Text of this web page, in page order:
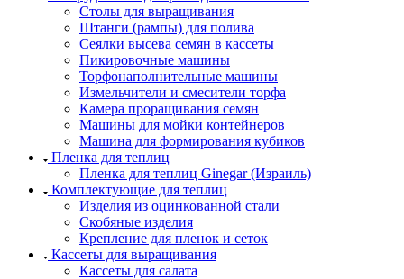
Столы для выращивания
Штанги (рампы) для полива
Сеялки высева семян в кассеты
Пикировочные машины
Торфонаполнительные машины
Измельчители и смесители торфа
Камера проращивания семян
Машины для мойки контейнеров
Машина для формирования кубиков
Пленка для теплиц
Пленка для теплиц Ginegar (Израиль)
Комплектующие для теплиц
Изделия из оцинкованной стали
Скобяные изделия
Крепление для пленок и сеток
Кассеты для выращивания
Кассеты для салата